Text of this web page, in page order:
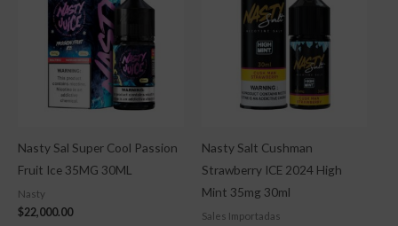
Nasty Sal Super Cool Passion
Fruit Ice 35MG 30ML
Nasty
$22,000.00
Nasty Salt Cushman
Strawberry ICE 2024 High
Mint 35mg 30ml
Sales Importadas